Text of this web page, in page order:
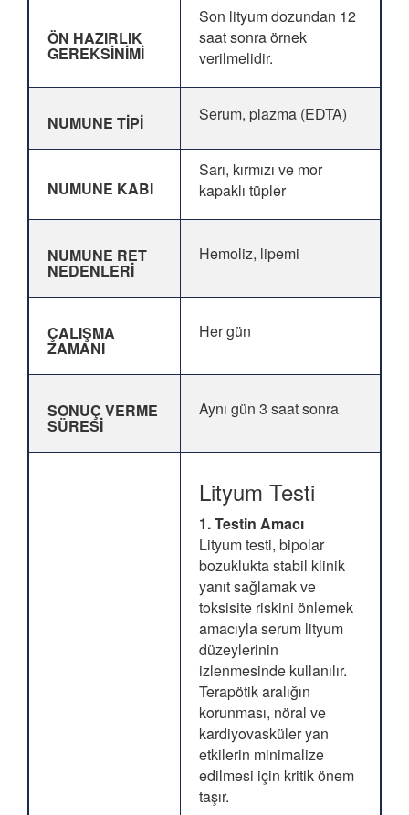
ÖN HAZIRLIK
GEREKSİNİMİ
Son lityum dozundan 12
saat sonra örnek
verilmelidir.
NUMUNE TİPİ Serum, plazma (EDTA)
NUMUNE KABI
Sarı, kırmızı ve mor
kapaklı tüpler
NUMUNE RET
NEDENLERİ
Hemoliz, lipemi
ÇALIŞMA
ZAMANI
Her gün
SONUÇ VERME
SÜRESİ
Aynı gün 3 saat sonra
Lityum Testi
1. Testin Amacı
Lityum testi, bipolar
bozuklukta stabil klinik
yanıt sağlamak ve
toksisite riskini önlemek
amacıyla serum lityum
düzeylerinin
izlenmesinde kullanılır.
Terapötik aralığın
korunması, nöral ve
kardiyovasküler yan
etkilerin minimalize
edilmesi için kritik önem
taşır.